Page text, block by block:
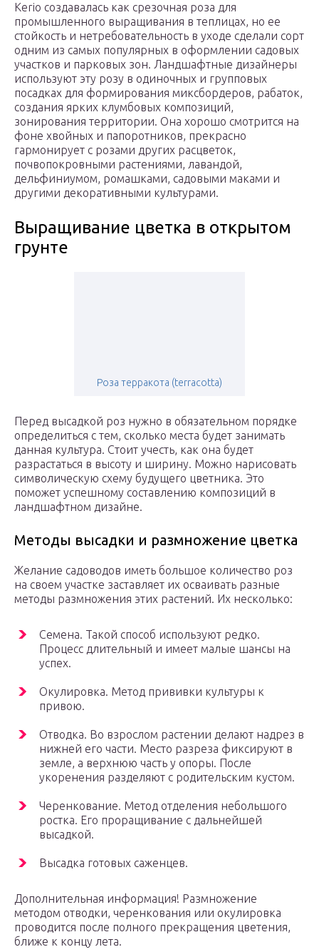
Keriо создавалась как срезочная роза для
промышленного выращивания в теплицах, но ее
стойкость и нетребовательность в уходе сделали сорт
одним из самых популярных в оформлении садовых
участков и парковых зон. Ландшафтные дизайнеры
используют эту розу в одиночных и групповых
посадках для формирования миксбордеров, рабаток,
создания ярких клумбовых композиций,
зонирования территории. Она хорошо смотрится на
фоне хвойных и папоротников, прекрасно
гармонирует с розами других расцветок,
почвопокровными растениями, лавандой,
дельфиниумом, ромашками, садовыми маками и
другими декоративными культурами.
Выращивание цветка в открытом
грунте
Роза терракота (terracotta)
Перед высадкой роз нужно в обязательном порядке
определиться с тем, сколько места будет занимать
данная культура. Стоит учесть, как она будет
разрастаться в высоту и ширину. Можно нарисовать
символическую схему будущего цветника. Это
поможет успешному составлению композиций в
ландшафтном дизайне.
Методы высадки и размножение цветка
Желание садоводов иметь большое количество роз
на своем участке заставляет их осваивать разные
методы размножения этих растений. Их несколько:
Семена. Такой способ используют редко.
Процесс длительный и имеет малые шансы на
успех.
Окулировка. Метод прививки культуры к
привою.
Отводка. Во взрослом растении делают надрез в
нижней его части. Место разреза фиксируют в
земле, а верхнюю часть у опоры. После
укоренения разделяют с родительским кустом.
Черенкование. Метод отделения небольшого
ростка. Его проращивание с дальнейшей
высадкой.
Высадка готовых саженцев.
Дополнительная информация! Размножение
методом отводки, черенкования или окулировка
проводится после полного прекращения цветения,
ближе к концу лета.